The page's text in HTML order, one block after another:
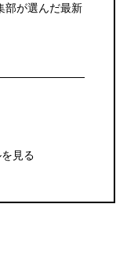
部が選んだ最新
見る